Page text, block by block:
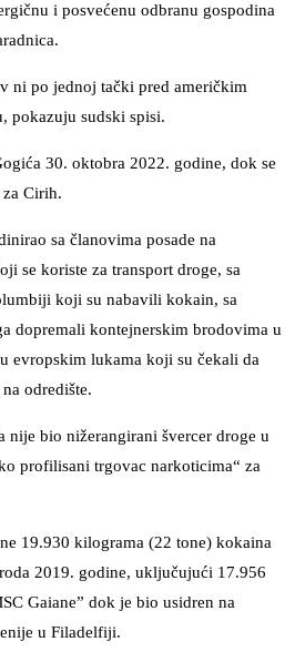
i posvećenu odbranu gospodina
ni po jednoj tački pred američkim
pokazuju sudski spisi.
30. oktobra 2022. godine, dok se
Cirih.
sa članovima posade na
se koriste za transport droge, sa
koji su nabavili kokain, sa
dopremali kontejnerskim brodovima u
evropskim lukama koji su čekali da
odredište.
nije bio nižerangirani švercer droge u
profilisani trgovac narkoticima“ za
19.930 kilograma (22 tone) kokaina
2019. godine, uključujući 17.956
Gaiane” dok je bio usidren na
u Filadelfiji.